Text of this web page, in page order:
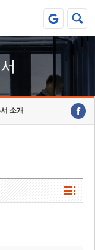
소개